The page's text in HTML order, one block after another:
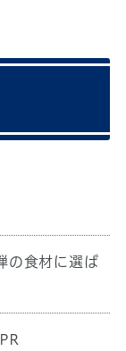
の食材に選ば